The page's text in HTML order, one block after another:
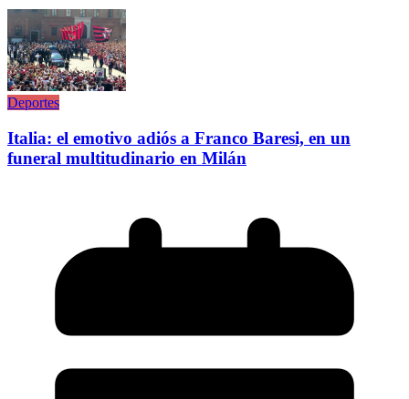
Deportes
Italia: el emotivo adiós a Franco Baresi, en un
funeral multitudinario en Milán